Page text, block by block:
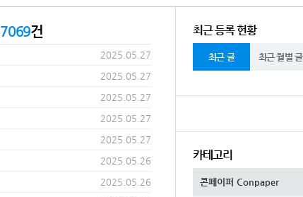
7069건
2025.05.27
2025.05.27
2025.05.27
2025.05.27
2025.05.27
2025.05.26
2025.05.26
최근 등록 현황
최근 글 최근 월별 글
카테고리
콘페이퍼 Conpaper